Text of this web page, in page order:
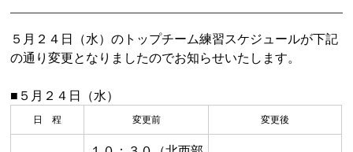
５月２４日（水）のトップチーム練習スケジュールが下記
の通り変更となりましたのでお知らせいたします。
■５月２４日（水）
日 程 変更前 変更後